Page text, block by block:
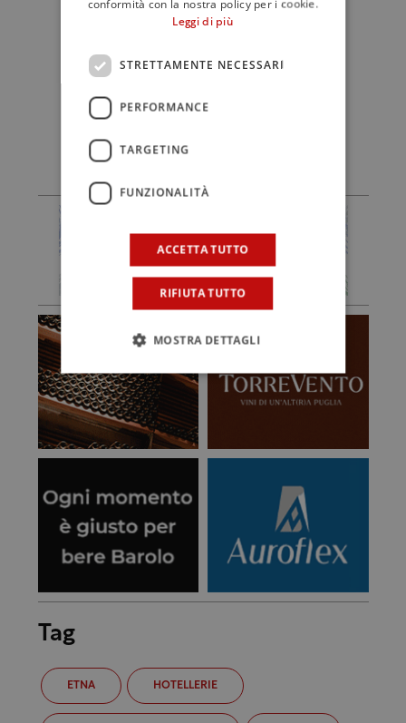
La chiusura dei lavori sarà dedicata alla
per l’hospitality di alta gamma, con il
contributo di operatori e manager del
settore tra Taormina, Siracusa e
Tag
ETNA HOTELLERIE
conformità con la nostra policy per i cookie.
Leggi di più
STRETTAMENTE NECESSARI
PERFORMANCE
TARGETING
FUNZIONALITÀ
ACCETTA TUTTO
RIFIUTA TUTTO
MOSTRA DETTAGLI